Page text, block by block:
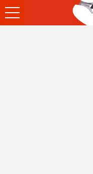
Ouvrir
le